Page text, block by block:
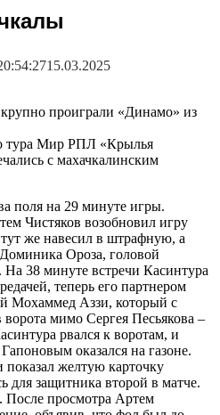
15.03.2025
проиграли «Динамо» из
тура Мир РПЛ «Крылья
с махачкалинским
поля на 29 минуте игры.
Чистяков возобновил игру
же навесил в штрафную, а
Ороза, головой
На 38 минуте встречи Касинтура
теперь его партнером
Мохаммед Аззи, который с
ворота мимо Сергея Песьякова –
рвался к воротам, и
оказался на газоне.
показал желтую карточку
для защитника второй в матче.
После просмотра Артем